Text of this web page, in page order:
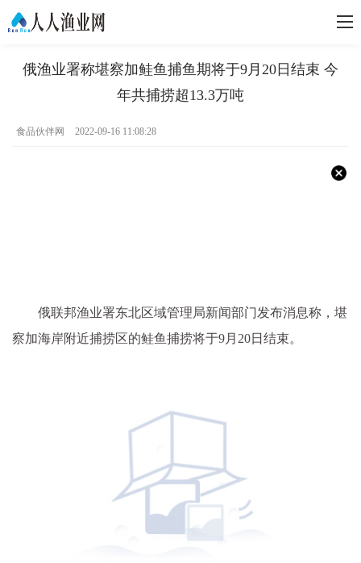
俄渔业署称堪察加鲑鱼捕鱼期将于9月20日结束 今
年共捕捞超13.3万吨
食品伙伴网 2022-09-16 11:08:28
俄联邦渔业署东北区域管理局新闻部门发布消息称，堪
察加海岸附近捕捞区的鲑鱼捕捞将于9月20日结束。